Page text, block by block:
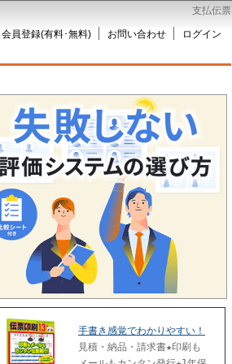
支払伝票
会員登録(有料･無料) お問い合わせ ログイン
手書き感覚でわかりやすい！
見積・納品・請求書★印刷も